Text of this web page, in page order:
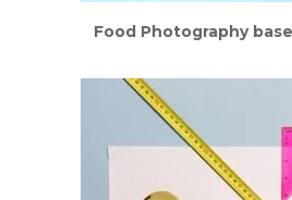
Food Photography